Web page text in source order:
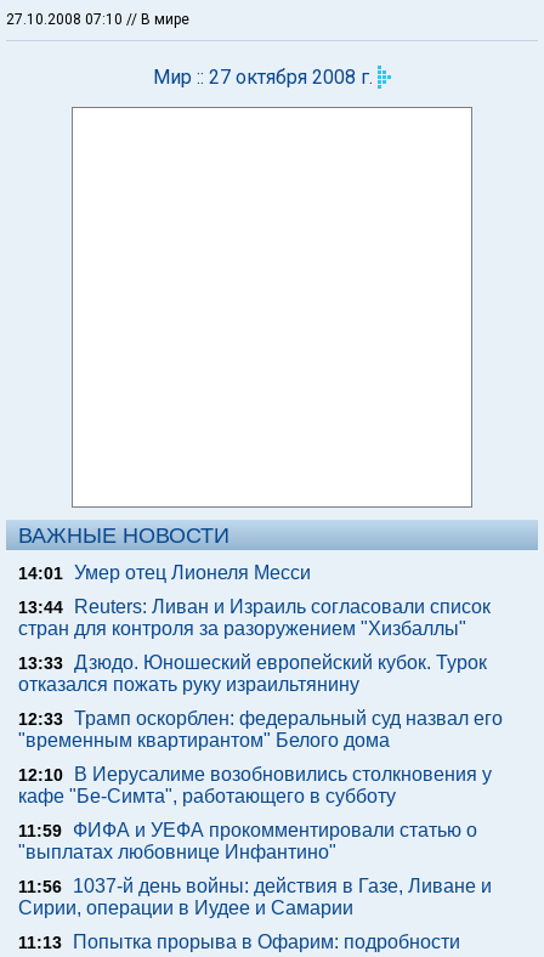
27.10.2008 07:10 // В мире
Мир :: 27 октября 2008 г.
ВАЖНЫЕ НОВОСТИ
14:01 Умер отец Лионеля Месси
13:44
Reuters: Ливан и Израиль согласовали список
стран для контроля за разоружением "Хизбаллы"
13:33 Дзюдо. Юношеский европейский кубок. Турок
отказался пожать руку израильтянину
12:33 Трамп оскорблен: федеральный суд назвал его
"временным квартирантом" Белого дома
12:10
В Иерусалиме возобновились столкновения у
кафе "Бе-Симта", работающего в субботу
11:59
ФИФА и УЕФА прокомментировали статью о
"выплатах любовнице Инфантино"
11:56
1037-й день войны: действия в Газе, Ливане и
Сирии, операции в Иудее и Самарии
11:13 Попытка прорыва в Офарим: подробности